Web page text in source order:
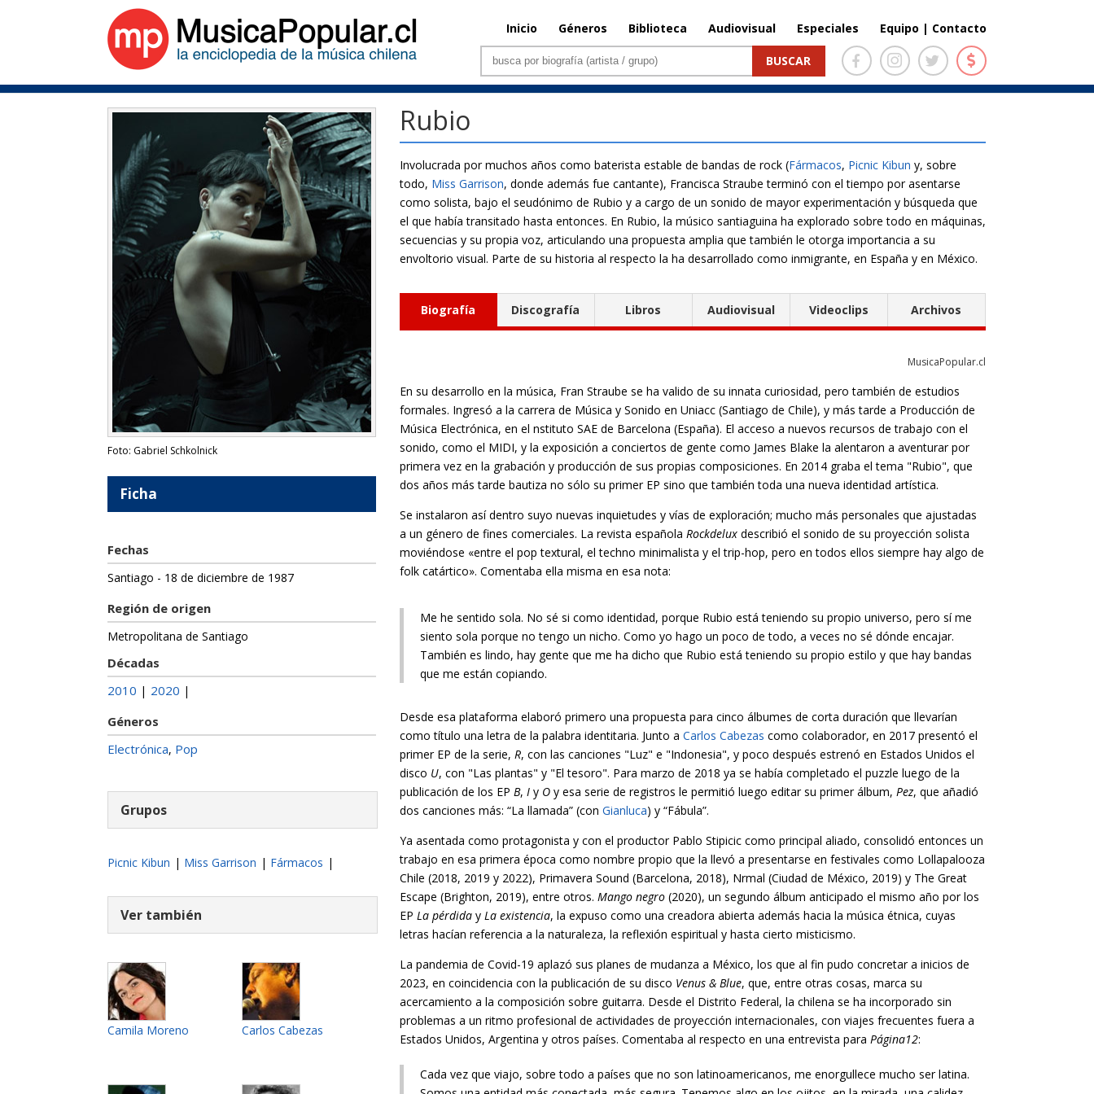
Inicio Géneros Biblioteca Audiovisual Especiales Equipo | Contacto
Foto: Gabriel Schkolnick
Ficha
Fechas
Santiago - 18 de diciembre de 1987
Región de origen
Metropolitana de Santiago
Décadas
2010 | 2020 |
Géneros
Electrónica, Pop
Grupos
Picnic Kibun | Miss Garrison | Fármacos |
Ver también
Camila Moreno Carlos Cabezas
Rubio
Involucrada por muchos años como baterista estable de bandas de rock (Fármacos, Picnic Kibun y, sobre
todo, Miss Garrison, donde además fue cantante), Francisca Straube terminó con el tiempo por asentarse
como solista, bajo el seudónimo de Rubio y a cargo de un sonido de mayor experimentación y búsqueda que
el que había transitado hasta entonces. En Rubio, la músico santiaguina ha explorado sobre todo en máquinas,
secuencias y su propia voz, articulando una propuesta amplia que también le otorga importancia a su
envoltorio visual. Parte de su historia al respecto la ha desarrollado como inmigrante, en España y en México.
Biografía Discografía Libros Audiovisual Videoclips Archivos
MusicaPopular.cl
En su desarrollo en la música, Fran Straube se ha valido de su innata curiosidad, pero también de estudios
formales. Ingresó a la carrera de Música y Sonido en Uniacc (Santiago de Chile), y más tarde a Producción de
Música Electrónica, en el nstituto SAE de Barcelona (España). El acceso a nuevos recursos de trabajo con el
sonido, como el MIDI, y la exposición a conciertos de gente como James Blake la alentaron a aventurar por
primera vez en la grabación y producción de sus propias composiciones. En 2014 graba el tema "Rubio", que
dos años más tarde bautiza no sólo su primer EP sino que también toda una nueva identidad artística.
Se instalaron así dentro suyo nuevas inquietudes y vías de exploración; mucho más personales que ajustadas
a un género de fines comerciales. La revista española Rockdelux describió el sonido de su proyección solista
moviéndose «entre el pop textural, el techno minimalista y el trip-hop, pero en todos ellos siempre hay algo de
folk catártico». Comentaba ella misma en esa nota:
Me he sentido sola. No sé si como identidad, porque Rubio está teniendo su propio universo, pero sí me
siento sola porque no tengo un nicho. Como yo hago un poco de todo, a veces no sé dónde encajar.
También es lindo, hay gente que me ha dicho que Rubio está teniendo su propio estilo y que hay bandas
que me están copiando.
Desde esa plataforma elaboró primero una propuesta para cinco álbumes de corta duración que llevarían
como título una letra de la palabra identitaria. Junto a Carlos Cabezas como colaborador, en 2017 presentó el
primer EP de la serie, R, con las canciones "Luz" e "Indonesia", y poco después estrenó en Estados Unidos el
disco U, con "Las plantas" y "El tesoro". Para marzo de 2018 ya se había completado el puzzle luego de la
publicación de los EP B, I y O y esa serie de registros le permitió luego editar su primer álbum, Pez, que añadió
dos canciones más: “La llamada” (con Gianluca) y “Fábula”.
Ya asentada como protagonista y con el productor Pablo Stipicic como principal aliado, consolidó entonces un
trabajo en esa primera época como nombre propio que la llevó a presentarse en festivales como Lollapalooza
Chile (2018, 2019 y 2022), Primavera Sound (Barcelona, 2018), Nrmal (Ciudad de México, 2019) y The Great
Escape (Brighton, 2019), entre otros. Mango negro (2020), un segundo álbum anticipado el mismo año por los
EP La pérdida y La existencia, la expuso como una creadora abierta además hacia la música étnica, cuyas
letras hacían referencia a la naturaleza, la reflexión espiritual y hasta cierto misticismo.
La pandemia de Covid-19 aplazó sus planes de mudanza a México, los que al fin pudo concretar a inicios de
2023, en coincidencia con la publicación de su disco Venus & Blue, que, entre otras cosas, marca su
acercamiento a la composición sobre guitarra. Desde el Distrito Federal, la chilena se ha incorporado sin
problemas a un ritmo profesional de actividades de proyección internacionales, con viajes frecuentes fuera a
Estados Unidos, Argentina y otros países. Comentaba al respecto en una entrevista para Página12:
Cada vez que viajo, sobre todo a países que no son latinoamericanos, me enorgullece mucho ser latina.